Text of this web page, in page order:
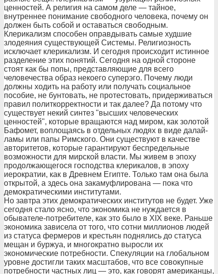
ценностей. А религия на самом деле — тайное,
внутреннее понимание свободного человека, почему он
должен быть собой и оставаться свободным.
Клерикализм способен оправдывать самые худшие
злодеяния существующей Системы. Религиозность
исключает клерикализм. И сегодня происходит истинное
разделение этих понятий. Сегодня на одной стороне
стоят как бы попы, представляющие для всего
человечества образ некоего суперэго. Почему люди
должны ходить на работу или получать социальное
пособие, не бунтовать, не протестовать, придерживаться
правил политкорректности и так далее? Да потому что
существует некий синтез "высших человеческих
ценностей", которые вращаются над миром, как золотой
Бафомет, воплощаясь в отдельных людях в виде далай-
ламы или папы Римского. Они существуют в качестве
авторитетов, которые гарантируют беспредельные
возможности для мирской власти. Мы живем в эпоху
продолжающегося господства клерикалов, в эпоху
иерократии, как в Древнем Египте. Только там она была
открытой, а здесь она закамуфлирована — пока что
демократическими институтами.
Но завтра этих демократических институтов не будет. Уже
сегодня стало ясно, что экономика не нуждается в
обывателе-потребителе, как это было в XIX веке. Раньше
экономика зависела от того, что сотни миллионов людей
из статуса фермеров и крестьян поднялись до статуса
мещан и буржуа, и многократно выросли их
экономические потребности. Спекуляции на глобальном
уровне достигли таких масштабов, что все совокупные
потребности частных лиц — это, как говорят американцы,